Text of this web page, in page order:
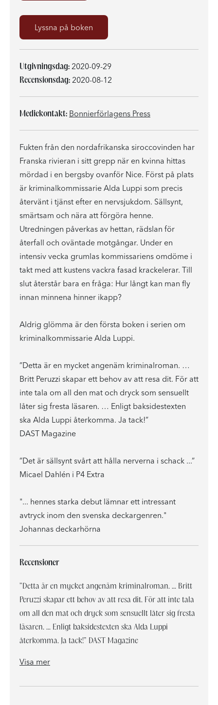
Lyssna på boken
Utgivningsdag: 2020-09-29
Recensionsdag: 2020-08-12
Mediekontakt: Bonnierförlagens Press
Fukten från den nordafrikanska siroccovinden har
Franska rivieran i sitt grepp när en kvinna hittas
mördad i en bergsby ovanför Nice. Först på plats
är kriminalkommissarie Alda Luppi som precis
återvänt i tjänst efter en nervsjukdom. Sällsynt,
smärtsam och nära att förgöra henne.
Utredningen påverkas av hettan, rädslan för
återfall och oväntade motgångar. Under en
intensiv vecka grumlas kommissariens omdöme i
takt med att kustens vackra fasad krackelerar. Till
slut återstår bara en fråga: Hur långt kan man fly
innan minnena hinner ikapp?
Aldrig glömma är den första boken i serien om
kriminalkommissarie Alda Luppi.
”Detta är en mycket angenäm kriminalroman. …
Britt Peruzzi skapar ett behov av att resa dit. För att
inte tala om all den mat och dryck som sensuellt
låter sig fresta läsaren. … Enligt baksidestexten
ska Alda Luppi återkomma. Ja tack!”
DAST Magazine
”Det är sällsynt svårt att hålla nerverna i schack ...”
Micael Dahlén i P4 Extra
"... hennes starka debut lämnar ett intressant
avtryck inom den svenska deckargenren."
Johannas deckarhörna
Recensioner
”Detta är en mycket angenäm kriminalroman. … Britt
Peruzzi skapar ett behov av att resa dit. För att inte tala
om all den mat och dryck som sensuellt låter sig fresta
läsaren. … Enligt baksidestexten ska Alda Luppi
återkomma. Ja tack!” DAST Magazine
Visa mer